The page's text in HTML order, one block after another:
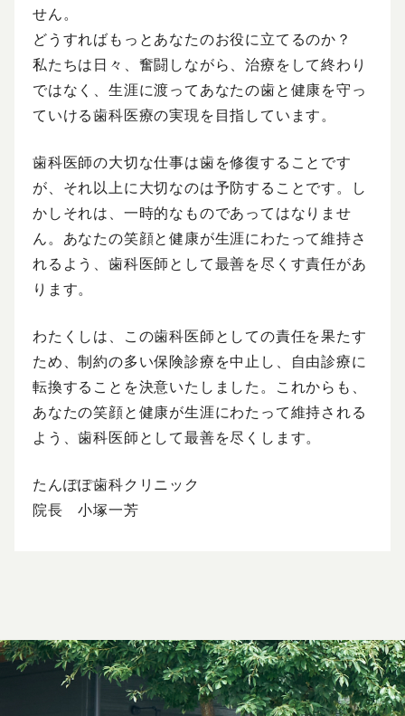
せん。
どうすればもっとあなたのお役に立てるのか？
私たちは日々、奮闘しながら、治療をして終わり
ではなく、生涯に渡ってあなたの歯と健康を守っ
ていける歯科医療の実現を目指しています。
歯科医師の大切な仕事は歯を修復することです
が、それ以上に大切なのは予防することです。し
かしそれは、一時的なものであってはなりませ
ん。あなたの笑顔と健康が生涯にわたって維持さ
れるよう、歯科医師として最善を尽くす責任があ
ります。
わたくしは、この歯科医師としての責任を果たす
ため、制約の多い保険診療を中止し、自由診療に
転換することを決意いたしました。これからも、
あなたの笑顔と健康が生涯にわたって維持される
よう、歯科医師として最善を尽くします。
たんぽぽ歯科クリニック
院長 小塚一芳